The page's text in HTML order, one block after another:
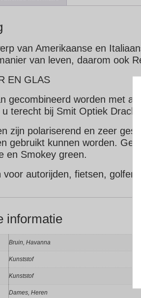
van Amerikaanse en
van leven, daarom ook
EN GLAS
gecombineerd worden met
terecht bij Smit Optiek
zijn polariserend en zeer
gebruikt kunnen worden.
en Smokey green.
voor autorijden, fietsen,
informatie
Bruin, Havanna
Kunststof
Kunststof
Dames, Heren